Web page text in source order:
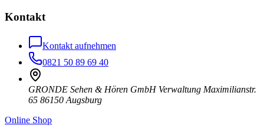
Kontakt
Kontakt aufnehmen
0821 50 89 69 40
GRONDE Sehen & Hören GmbH Verwaltung Maximilianstr.
65 86150 Augsburg
Online Shop